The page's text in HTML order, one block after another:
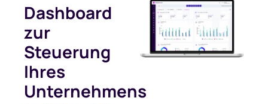
Dashboard
zur
Steuerung
Ihres
Unternehmens